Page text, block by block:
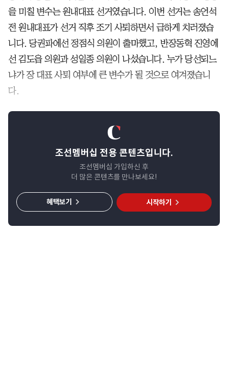
을 미칠 변수는 원내대표 선거였습니다. 이번 선거는 송언석
전 원내대표가 선거 직후 조기 사퇴하면서 급하게 치러졌습
니다. 당권파에선 정점식 의원이 출마했고, 반장동혁 진영에
선 김도읍 의원과 성일종 의원이 나섰습니다. 누가 당선되느
냐가 장 대표 사퇴 여부에 큰 변수가 될 것으로 여겨졌습니
다.
조선멤버십 전용 콘텐츠입니다.
조선멤버십 가입하신 후
더 많은 콘텐츠를 만나보세요!
시작하기
혜택보기